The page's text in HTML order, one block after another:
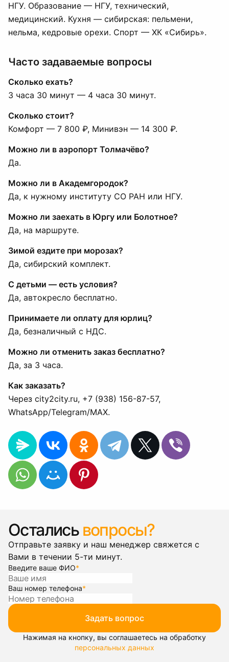
НГУ. Образование — НГУ, технический,
медицинский. Кухня — сибирская: пельмени,
нельма, кедровые орехи. Спорт — ХК «Сибирь».
Часто задаваемые вопросы
Сколько ехать?
3 часа 30 минут — 4 часа 30 минут.
Сколько стоит?
Комфорт — 7 800 ₽, Минивэн — 14 300 ₽.
Можно ли в аэропорт Толмачёво?
Да.
Можно ли в Академгородок?
Да, к нужному институту СО РАН или НГУ.
Можно ли заехать в Юргу или Болотное?
Да, на маршруте.
Зимой ездите при морозах?
Да, сибирский комплект.
С детьми — есть условия?
Да, автокресло бесплатно.
Принимаете ли оплату для юрлиц?
Да, безналичный с НДС.
Можно ли отменить заказ бесплатно?
Да, за 3 часа.
Как заказать?
Через city2city.ru, +7 (938) 156-87-57,
WhatsApp/Telegram/MAX.
Остались вопросы?
Отправьте заявку и наш менеджер свяжется с
Вами в течении 5-ти минут.
Введите ваше ФИО*
Ваш номер телефона*
Задать вопрос
Нажимая на кнопку, вы соглашаетесь на обработку
персональных данных